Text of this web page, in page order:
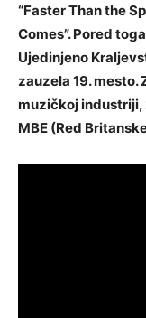
“Faster Than the
Comes”. Pored
Ujedinjeno
zauzela 19. mesto.
muzičkoj industriji,
MBE (Red